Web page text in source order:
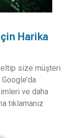
Harika
size müşteri
ve daha
tıklamanız